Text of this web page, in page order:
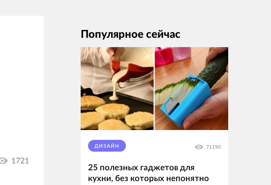
1721
Популярное сейчас
ДИЗАЙН 71190
25 полезных гаджетов для
кухни, без которых непонятно